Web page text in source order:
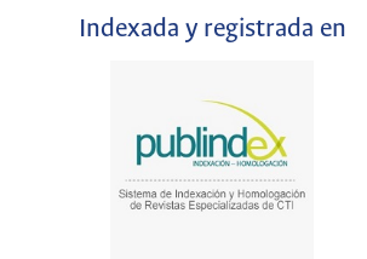
Indexada y registrada en